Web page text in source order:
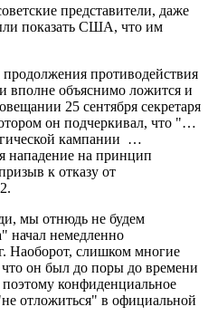
представители, даже
показать США, что им
противодействия
вполне объяснимо ложится и
25 сентября секретаря
он подчеркивал, что "…
кампании …
нападение на принцип
к отказу от
мы отнюдь не будем
начал немедленно
Наоборот, слишком многие
он был до поры до времени
конфиденциальное
отложиться" в официальной